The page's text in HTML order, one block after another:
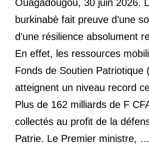
Ouagadougou, 30 juin 2026.
burkinabè fait preuve d’une
d’une résilience absolument
En effet, les ressources
Fonds de Soutien Patriotique
atteignent un niveau record
Plus de 162 milliards de F
collectés au profit de la
Patrie. Le Premier ministre, …